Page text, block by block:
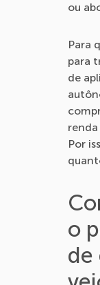
ou
Para
para
de
Por
o
de